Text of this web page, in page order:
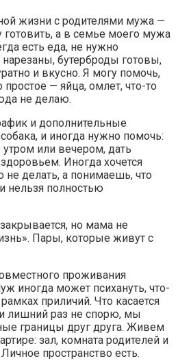
жизни с родителями мужа —
готовить, а в семье моего мужа
есть еда, не нужно
бутерброды готовы,
и вкусно. Я могу помочь,
простое — яйца, омлет, что-то
не делаю.
и дополнительные
и иногда нужно помочь:
или вечером, дать
Иногда хочется
не делать, а понимаешь, что
нельзя полностью
проживания
иногда может психануть, что-
приличий. Что касается
лишний раз не спорю, мы
границы друг друга. Живем
зал, комната родителей и
пространство есть.